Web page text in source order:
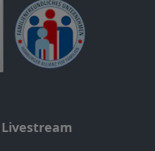
Livestream